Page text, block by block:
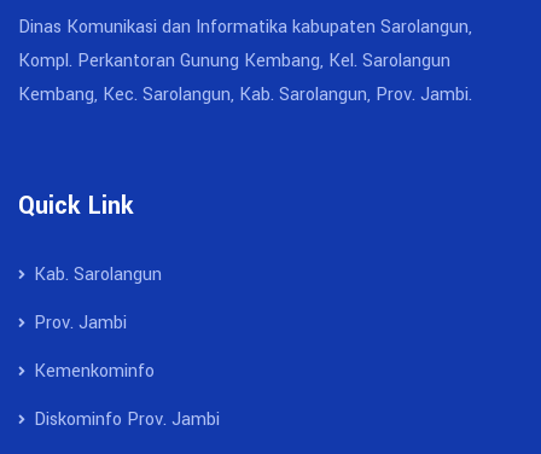
Dinas Komunikasi dan Informatika kabupaten Sarolangun,
Kompl. Perkantoran Gunung Kembang, Kel. Sarolangun
Kembang, Kec. Sarolangun, Kab. Sarolangun, Prov. Jambi.
Quick Link
Kab. Sarolangun
Prov. Jambi
Kemenkominfo
Diskominfo Prov. Jambi